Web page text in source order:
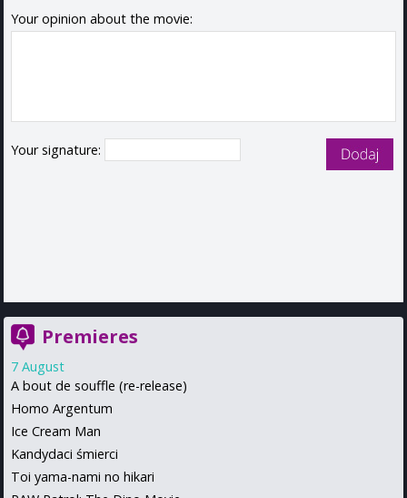
Your opinion about the movie:
Your signature:
Premieres
7 August
A bout de souffle (re-release)
Homo Argentum
Ice Cream Man
Kandydaci śmierci
Toi yama-nami no hikari